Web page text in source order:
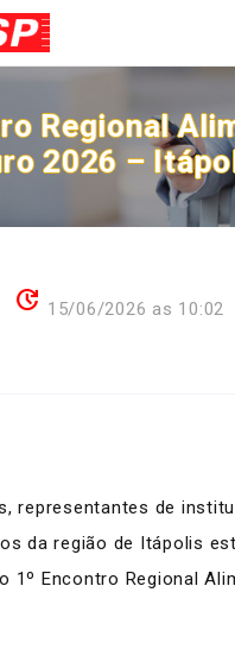
Regional
2026 –
update 15/06/2026 as 10:02
representantes de
da região de Itápolis
1º Encontro Regional